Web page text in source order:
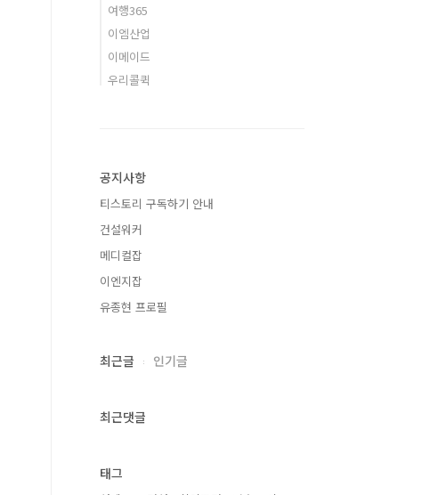
여행365
이엠산업
이메이드
우리콜퀵
공지사항
티스토리 구독하기 안내
건설워커
메디컬잡
이엔지잡
유종현 프로필
최근글 인기글
최근댓글
태그